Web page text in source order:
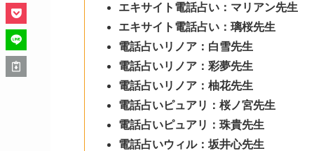
エキサイト電話占い：マリアン先生
エキサイト電話占い：璃桜先生
電話占いリノア：白雪先生
電話占いリノア：彩夢先生
電話占いリノア：柚花先生
電話占いピュアリ：桜ノ宮先生
電話占いピュアリ：珠貴先生
電話占いウィル：坂井心先生